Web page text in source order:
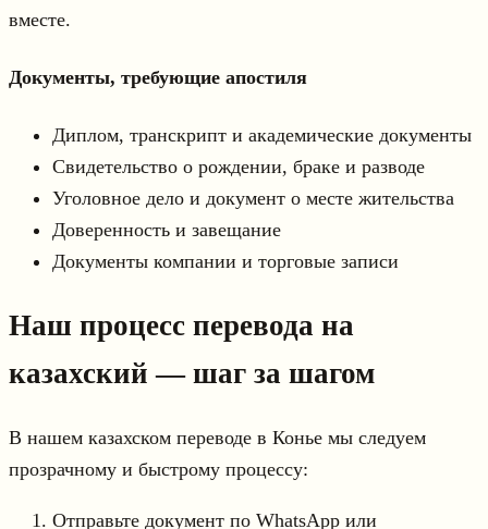
вместе.
Документы, требующие апостиля
Диплом, транскрипт и академические документы
Свидетельство о рождении, браке и разводе
Уголовное дело и документ о месте жительства
Доверенность и завещание
Документы компании и торговые записи
Наш процесс перевода на
казахский — шаг за шагом
В нашем казахском переводе в Конье мы следуем
прозрачному и быстрому процессу:
Отправьте документ по WhatsApp или